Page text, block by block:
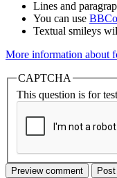
Lines and
You can use
Textual smileys
More information about
CAPTCHA
This question is for